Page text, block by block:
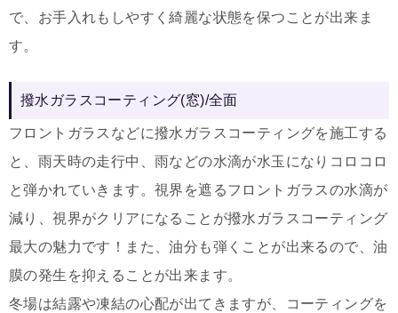
で、お手入れもしやすく綺麗な状態を保つことが出来ま
す。
撥水ガラスコーティング(窓)/全面
フロントガラスなどに撥水ガラスコーティングを施工する
と、雨天時の走行中、雨などの水滴が水玉になりコロコロ
と弾かれていきます。視界を遮るフロントガラスの水滴が
減り、視界がクリアになることが撥水ガラスコーティング
最大の魅力です！また、油分も弾くことが出来るので、油
膜の発生を抑えることが出来ます。
冬場は結露や凍結の心配が出てきますが、コーティングを